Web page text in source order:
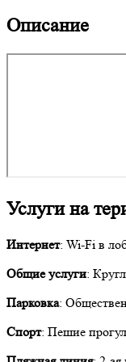
Описание
Услуги на
Интернет: Wi-Fi в
Общие услуги:
Парковка:
Спорт: Пешие